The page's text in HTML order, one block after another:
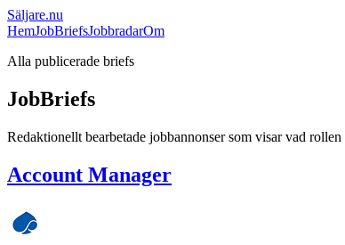
Säljare.nu
HemJobBriefsJobbradarOm
Alla publicerade briefs
JobBriefs
Redaktionellt bearbetade jobbannonser som visar vad
Account Manager